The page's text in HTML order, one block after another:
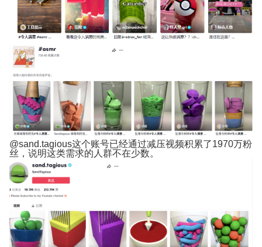
@sand.tagious这个账号已经通过减压视频积累了1970万粉
丝，说明这类需求的人群不在少数。